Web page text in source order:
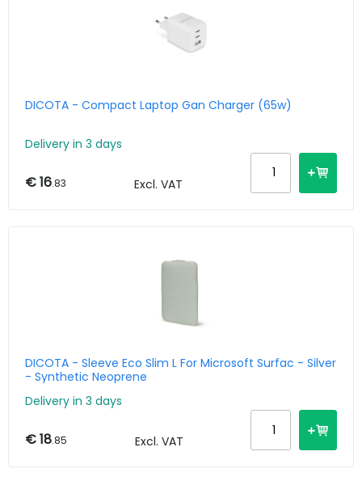
DICOTA - Compact Laptop Gan Charger (65w)
Delivery in 3 days
€ 16.83 Excl. VAT
DICOTA - Sleeve Eco Slim L For Microsoft Surfac - Silver
- Synthetic Neoprene
Delivery in 3 days
€ 18.85 Excl. VAT